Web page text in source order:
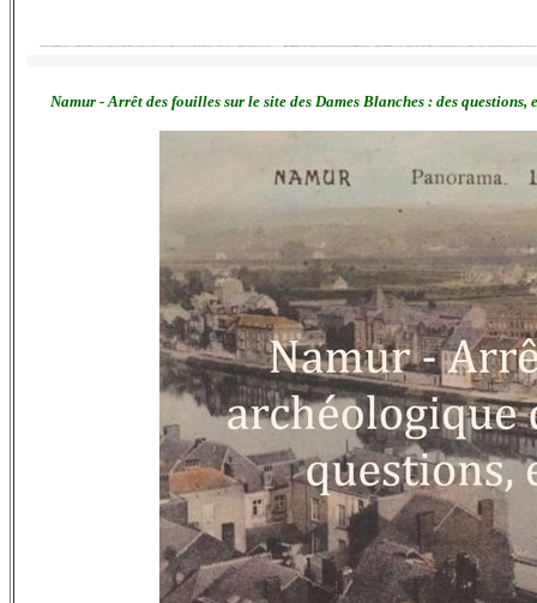
Namur - Arrêt des fouilles sur le site des Dames Blanches : des